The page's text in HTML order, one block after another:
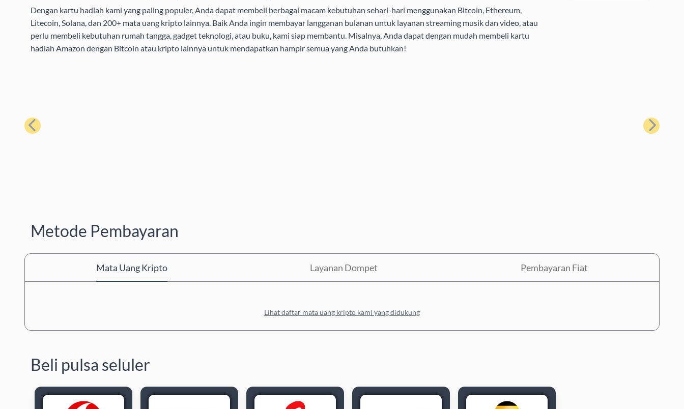
Dengan kartu hadiah kami yang paling populer, Anda dapat membeli berbagai macam kebutuhan sehari-hari menggunakan Bitcoin, Ethereum,
Litecoin, Solana, dan 200+ mata uang kripto lainnya. Baik Anda ingin membayar langganan bulanan untuk layanan streaming musik dan video, atau
perlu membeli kebutuhan rumah tangga, gadget teknologi, atau buku, kami siap membantu. Misalnya, Anda dapat dengan mudah membeli kartu
hadiah Amazon dengan Bitcoin atau kripto lainnya untuk mendapatkan hampir semua yang Anda butuhkan!
Sebelumnya Berikutnya
Metode Pembayaran
Mata Uang Kripto Layanan Dompet Pembayaran Fiat
Lihat daftar mata uang kripto kami yang didukung
Beli pulsa seluler